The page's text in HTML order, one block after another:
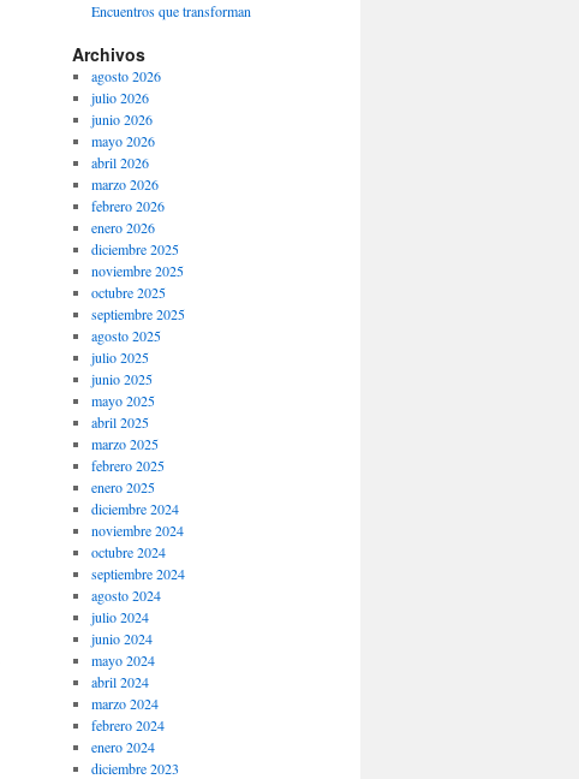
Encuentros que transforman
Archivos
agosto 2026
julio 2026
junio 2026
mayo 2026
abril 2026
marzo 2026
febrero 2026
enero 2026
diciembre 2025
noviembre 2025
octubre 2025
septiembre 2025
agosto 2025
julio 2025
junio 2025
mayo 2025
abril 2025
marzo 2025
febrero 2025
enero 2025
diciembre 2024
noviembre 2024
octubre 2024
septiembre 2024
agosto 2024
julio 2024
junio 2024
mayo 2024
abril 2024
marzo 2024
febrero 2024
enero 2024
diciembre 2023